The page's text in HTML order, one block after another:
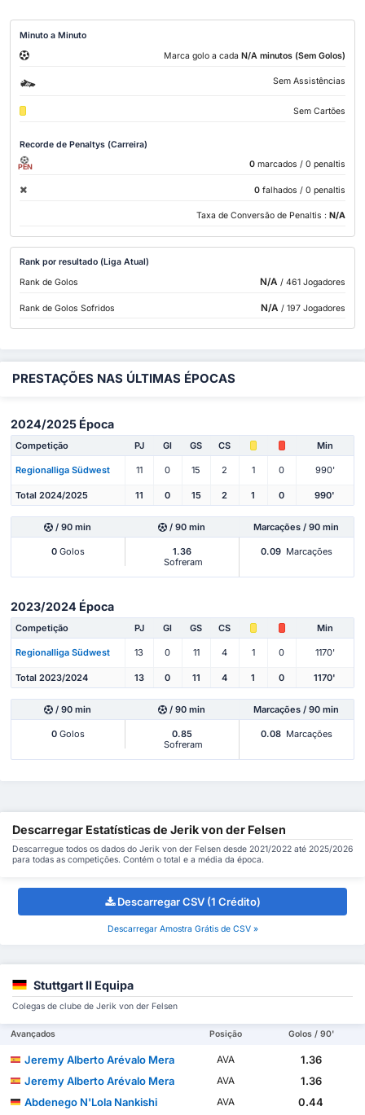
Minuto a Minuto
Marca golo a cada N/A minutos (Sem Golos)
Sem Assistências
Sem Cartões
Recorde de Penaltys (Carreira)
PEN 0 marcados / 0 penaltis
0 falhados / 0 penaltis
Taxa de Conversão de Penaltis : N/A
Rank por resultado (Liga Atual)
Rank de Golos
N/A / 461 Jogadores
Rank de Golos Sofridos N/A / 197 Jogadores
PRESTAÇÕES NAS ÚLTIMAS ÉPOCAS
2024/2025 Época
Competição PJ Gl GS CS Min
Regionalliga Südwest 11 0 15 2 1 0 990'
Total 2024/2025 11 0 15 2 1 0 990'
/ 90 min / 90 min Marcações / 90 min
0Golos
1.36
Sofreram
0.09 Marcações
2023/2024 Época
Competição PJ Gl GS CS Min
Regionalliga Südwest 13 0 11 4 1 0 1170'
Total 2023/2024 13 0 11 4 1 0 1170'
/ 90 min / 90 min Marcações / 90 min
0Golos
0.85
Sofreram
0.08 Marcações
Descarregar Estatísticas de Jerik von der Felsen
Descarregue todos os dados do Jerik von der Felsen desde 2021/2022 até 2025/2026
para todas as competições. Contém o total e a média da época.
Descarregar CSV (1 Crédito)
Descarregar Amostra Grátis de CSV »
Stuttgart II Equipa
Colegas de clube de Jerik von der Felsen
Avançados Posição Golos / 90'
Jeremy Alberto Arévalo Mera AVA
1.36
Jeremy Alberto Arévalo Mera
AVA
1.36
Abdenego N'Lola Nankishi
AVA 0.44